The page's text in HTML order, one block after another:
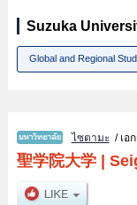
Suzuka
Global and Regional
ไซตามะ/ เอ
聖学院大学|